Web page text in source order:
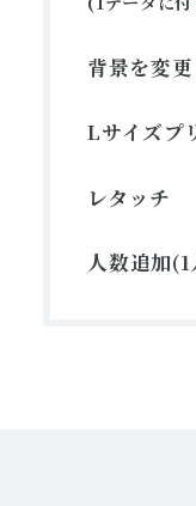
背景を変
Lサイズプ
レタッチ
人数追加